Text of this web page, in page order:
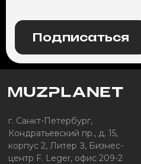
Подписаться
г. Санкт-Петербург,
Кондратьевский пр., д. 15,
корпус 2, Литер З, Бизнес-
центр F. Leger, офис 209-2